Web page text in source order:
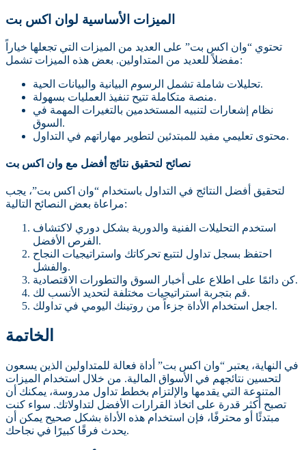
الميزات الأساسية لوان اكس بت
تحتوي “وان اكس بت” على العديد من الميزات التي تجعلها خياراً
مفضلاً للعديد من المتداولين. بعض هذه الميزات تشمل:
تحليلات شاملة تشمل الرسوم البيانية والبيانات الحية.
منصة متكاملة تتيح تنفيذ العمليات بسهولة.
نظام إشعارات لتنبيه المستخدمين بالتغيرات المهمة في
السوق.
محتوى تعليمي مفيد للمبتدئين لتطوير مهاراتهم في التداول.
نصائح لتحقيق نتائج أفضل مع وان اكس بت
لتحقيق أفضل النتائج في التداول باستخدام “وان اكس بت”، يجب
مراعاة بعض النصائح التالية:
استخدم التحليلات الفنية والدورية بشكل دوري لاكتشاف
الفرص الأفضل.
احتفظ بسجل تداول لتتبع تحركاتك واستراتيجيات النجاح
والفشل.
كن دائمًا على اطلاع على أخبار السوق والتطورات الاقتصادية.
قم بتجربة استراتيجيات مختلفة لتحديد الأنسب لك.
اجعل استخدام الأداة جزءاً من روتينك اليومي في تداولك.
الخاتمة
في النهاية، يعتبر “وان اكس بت” أداة فعالة للمتداولين الذين يسعون
لتحسين نتائجهم في الأسواق المالية. من خلال استخدام الميزات
المتنوعة التي يقدمها والإلتزام بخطط تداول مدروسة، يمكنك أن
تصبح أكثر قدرة على اتخاذ القرارات الأفضل لتداولاتك. سواء كنت
مبتدئًا أو محترفًا، فإن استخدام هذه الأداة بشكل صحيح يمكن أن
يحدث فرقًا كبيرًا في نجاحك.